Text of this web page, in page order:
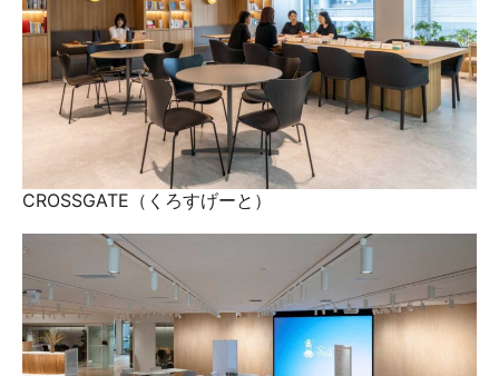
CROSSGATE（くろすげーと）